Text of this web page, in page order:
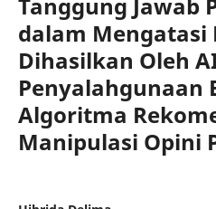
dalam Mengatasi
Dihasilkan Oleh
Penyalahgunaan
Algoritma
Manipulasi Opini